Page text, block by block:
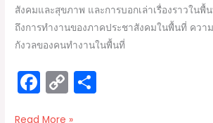
สังคมและสุขภาพ และการบอกเล่าเรื่องราวใน
ถึงการทำงานของภาคประชาสังคมในพื้นที่ ควา
กังวลของคนทำงานในพื้นที่
F
a
C
o
Read More »